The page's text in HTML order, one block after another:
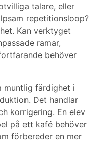
talare, eller
repetitionsloop?
Kan verktyget
ramar,
behöver
muntlig färdighet i
Det handlar
korrigering. En elev
på ett kafé behöver
förbereder en mer